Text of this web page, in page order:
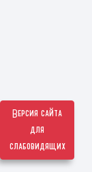
Версия сайта
для
слабовидящих